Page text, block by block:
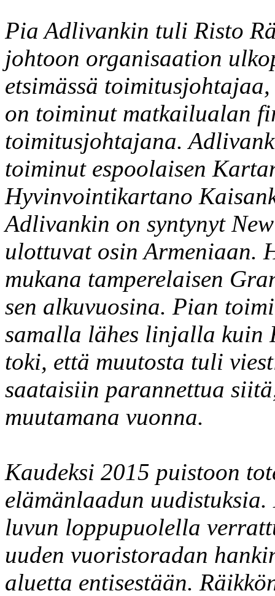
Pia Adlivankin tuli Risto
johtoon organisaation
etsimässä
on toiminut matkailualan
toimitusjohtajana.
toiminut espoolaisen
Hyvinvointikartano
Adlivankin on syntynyt
ulottuvat osin Armeniaan.
mukana tamperelaisen
sen alkuvuosina. Pian
samalla lähes linjalla kuin
toki, että muutosta tuli
saataisiin parannettua
muutamana vuonna.
Kaudeksi 2015 puistoon
elämänlaadun
luvun loppupuolella
uuden vuoristoradan
aluetta entisestään.